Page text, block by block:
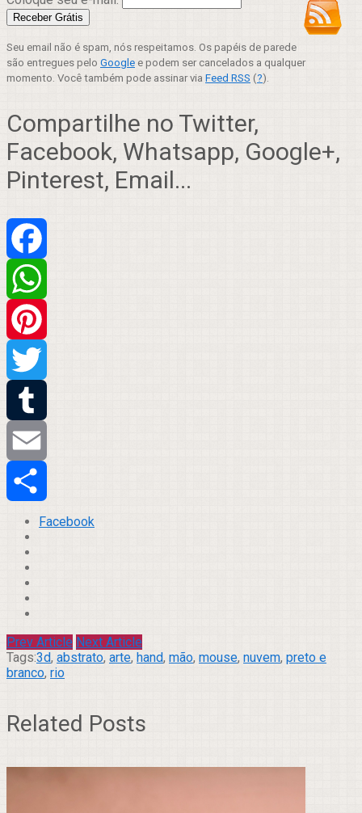
Seu email não é spam, nós respeitamos. Os papéis de parede
são entregues pelo Google e podem ser cancelados a qualquer
momento. Você também pode assinar via Feed RSS (?).
Compartilhe no Twitter,
Facebook, Whatsapp, Google+,
Pinterest, Email...
Facebook
WhatsApp
Pinterest
Twitter
Tumblr
Email
Compartilhar
Facebook
Prev Article Next Article
Tags:3d, abstrato, arte, hand, mão, mouse, nuvem, preto e
branco, rio
Related Posts